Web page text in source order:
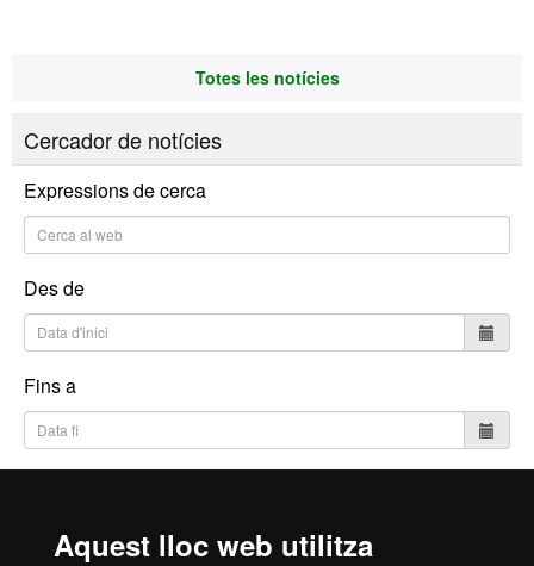
Aquest lloc web utilitza
Totes les notícies
Cercador de notícies
Expressions de cerca
Des de
Fins a